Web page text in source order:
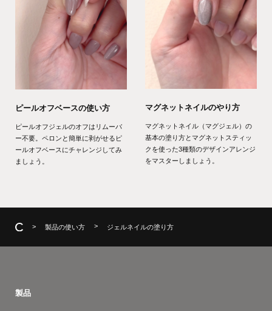
ピールオフベースの使い方
ピールオフジェルのオフはリムーバ
ー不要。ペロンと簡単に剥がせるピ
ールオフベースにチャレンジしてみ
ましょう。
マグネットネイルのやり方
マグネットネイル（マグジェル）の
基本の塗り方とマグネットスティッ
クを使った3種類のデザインアレンジ
をマスターしましょう。
製品の使い方 ジェルネイルの塗り方
製品